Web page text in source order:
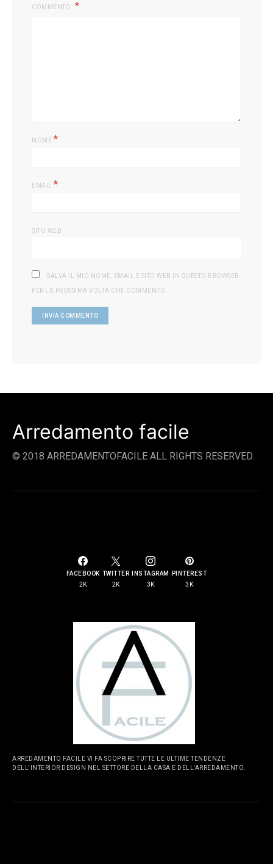
COMMENTO
NOME *
EMAIL *
SITO WEB
SALVA IL MIO NOME, EMAIL E SITO WEB IN QUESTO BROWSER
PER LA PROSSIMA VOLTA CHE COMMENTO.
Arredamento facile
© 2018 ARREDAMENTOFACILE ALL RIGHTS RESERVED.
FACEBOOK
2K
TWITTER
2K
INSTAGRAM
3K
PINTEREST
3K
ARREDAMENTO FACILE VI FA SCOPRIRE TUTTE LE ULTIME TENDENZE
DELL'INTERIOR DESIGN NEL SETTORE DELLA CASA E DELL'ARREDAMENTO.